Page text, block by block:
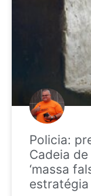
Policia:
Cadeia
‘massa